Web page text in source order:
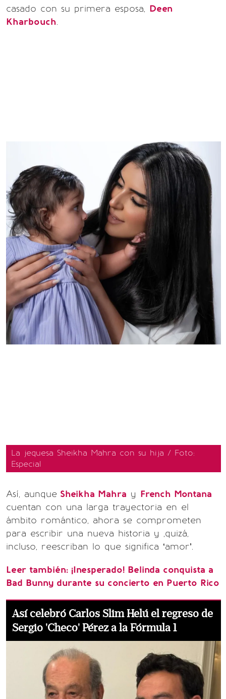
casado con su primera esposa, Deen
Kharbouch.
La jequesa Sheikha Mahra con su hija / Foto:
Especial
Así, aunque Sheikha Mahra y French Montana
cuentan con una larga trayectoria en el
ámbito romántico, ahora se comprometen
para escribir una nueva historia y ,quizá,
incluso, reescriban lo que significa ‘amor’.
Leer también: ¡Inesperado! Belinda conquista a
Bad Bunny durante su concierto en Puerto Rico
Así celebró Carlos Slim Helú el regreso de
Sergio 'Checo' Pérez a la Fórmula 1